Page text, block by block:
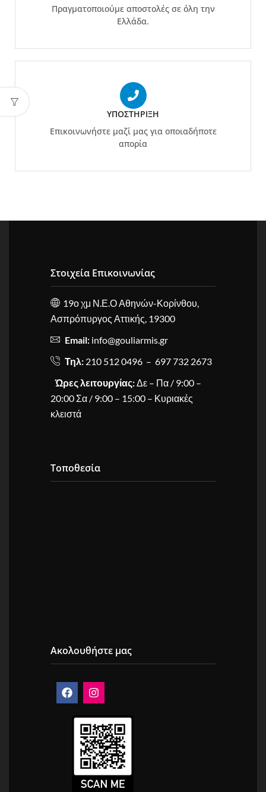
Πραγματοποιούμε αποστολές σε όλη την
Ελλάδα.
ΥΠΟΣΤΉΡΙΞΗ
Επικοινωνήστε μαζί μας για οποιαδήποτε
απορία
Στοιχεία Επικοινωνίας
19ο χμ Ν.Ε.Ο Αθηνών-Κορίνθου,
Ασπρόπυργος Αττικής, 19300
Email: info@gouliarmis.gr
Τηλ: 210 512 0496 – 697 732 2673
Ώρες λειτουργίας:Δε – Πα / 9:00 –
20:00 Σα / 9:00 – 15:00 – Κυριακές
κλειστά
Τοποθεσία
Ακολουθήστε μας